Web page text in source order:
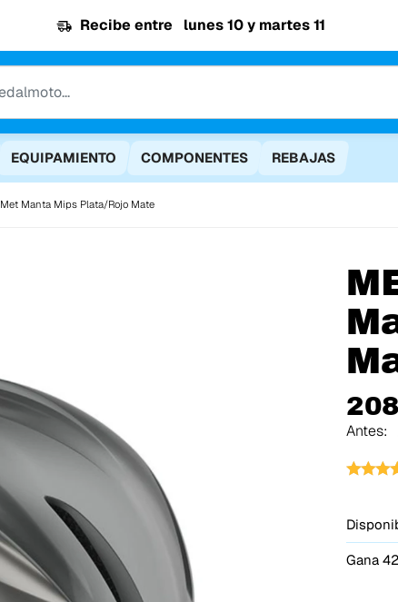
Recibe entre lunes 10 y martes 11
EQUIPAMIENTO COMPONENTES REBAJAS
Met Manta Mips Plata/Rojo Mate
Antes:
Gana